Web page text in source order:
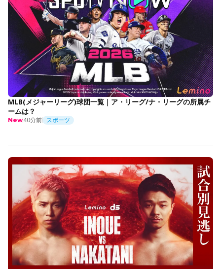
MLB(メジャーリーグ)球団一覧｜ア・リーグ/ナ・リーグの所属チ
ームは？
New40分前 スポーツ